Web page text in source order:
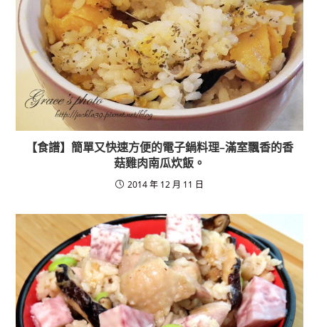
【食譜】簡單又快速方便的電子鍋料理–滿室飄香的香
菇雞肉南瓜炊飯。
2014 年 12 月 11 日